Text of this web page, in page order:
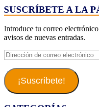
SUSCRÍBETE A LA
Introduce tu correo
avisos de nuevas entradas.
Dirección
de
correo
electrónico
¡Suscríbete!